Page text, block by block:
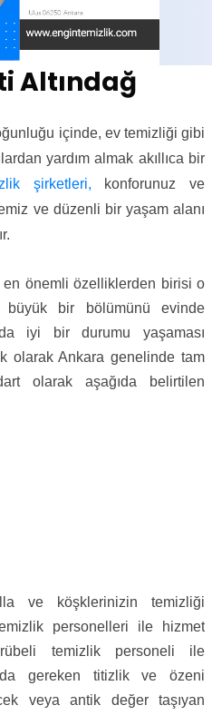
Altındağ
içinde, ev temizliği gibi
yardım almak akıllıca bir
şirketleri, konforunuz ve
ve düzenli bir yaşam alanı
en önemli özelliklerden birisi o
büyük bir bölümünü evinde
iyi bir durumu yaşaması
olarak Ankara genelinde tam
olarak aşağıda belirtilen
ve köşklerinizin temizliği
personelleri ile hizmet
temizlik personeli ile
gereken titizlik ve özeni
veya antik değer taşıyan